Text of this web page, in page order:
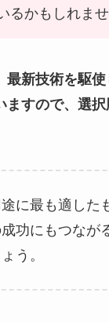
るかもしれませ
最新技術を駆
ますので、選
に最も適した
功にもつなが
う。